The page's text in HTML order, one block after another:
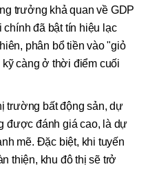
trưởng khả quan về GDP
đã bật tín hiệu lạc
phân bổ tiền vào "giỏ
càng ở thời điểm cuối
trường bất động sản, dự
được đánh giá cao, là dự
mẽ. Đặc biệt, khi tuyến
thiện, khu đô thị sẽ trở